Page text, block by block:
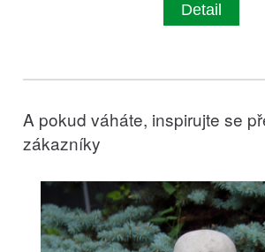
Detail
A pokud váháte, inspirujte se
zákazníky